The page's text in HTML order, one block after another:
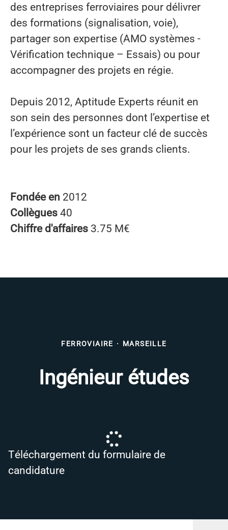
des entreprises ferroviaires pour délivrer
des formations (signalisation, voie),
partager son expertise (AMO systèmes -
Vérification technique – Essais) ou pour
accompagner des projets en régie.
Depuis 2012, Aptitude Experts réunit en
son sein des personnes dont l’expertise et
l’expérience sont un facteur clé de succès
pour les projets de ses grands clients.
Fondée en 2012
Collègues 40
Chiffre d'affaires 3.75 M€
FERROVIAIRE · MARSEILLE
Ingénieur études
Téléchargement du formulaire de
candidature